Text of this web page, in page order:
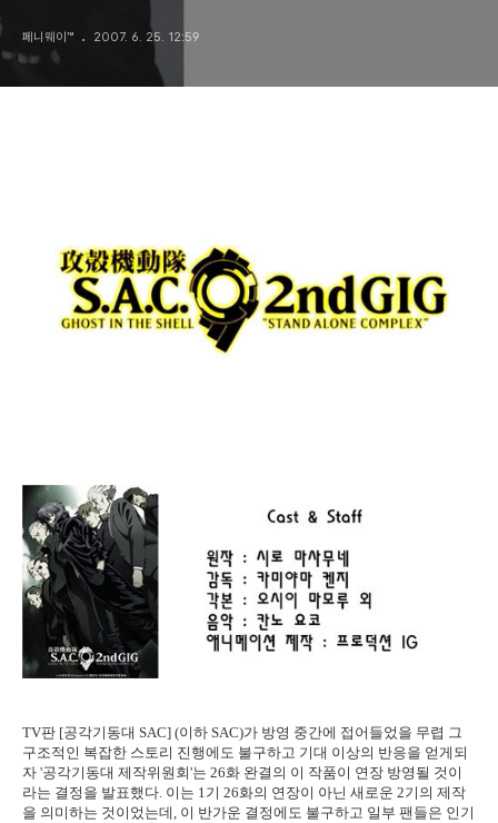
페니웨이™ 2007. 6. 25. 12:59
TV판 [공각기동대 SAC] (이하 SAC)가 방영 중간에 접어들었을 무렵 그
구조적인 복잡한 스토리 진행에도 불구하고 기대 이상의 반응을 얻게되
자 '공각기동대 제작위원회'는 26화 완결의 이 작품이 연장 방영될 것이
라는 결정을 발표했다. 이는 1기 26화의 연장이 아닌 새로운 2기의 제작
을 의미하는 것이었는데, 이 반가운 결정에도 불구하고 일부 팬들은 인기